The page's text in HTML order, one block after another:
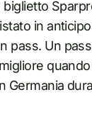
in
pass. Un
Germania